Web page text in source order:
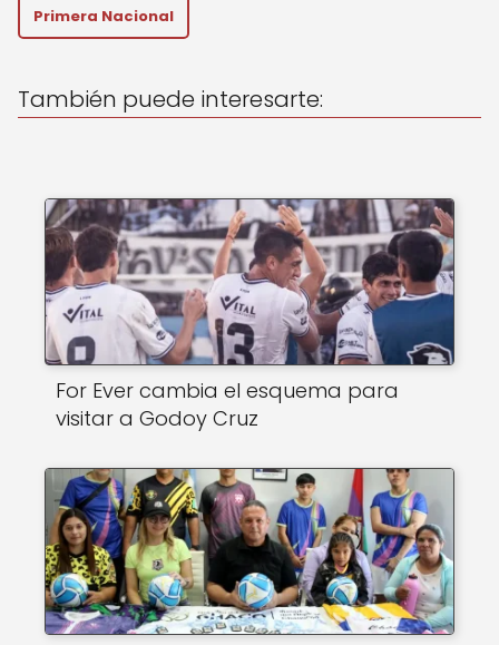
p
p
o
o
k
Primera Nacional
También puede interesarte:
For Ever cambia el esquema para
visitar a Godoy Cruz